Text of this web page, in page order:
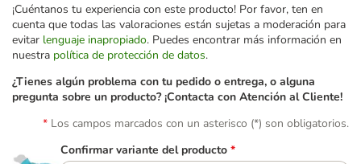
¡Cuéntanos tu experiencia con este producto! Por favor, ten en
cuenta que todas las valoraciones están sujetas a moderación para
evitar lenguaje inapropiado. Puedes encontrar más información en
nuestra política de protección de datos.
¿Tienes algún problema con tu pedido o entrega, o alguna
pregunta sobre un producto? ¡Contacta con Atención al Cliente!
Los campos marcados con un asterisco (*) son obligatorios.
Confirmar variante del producto *